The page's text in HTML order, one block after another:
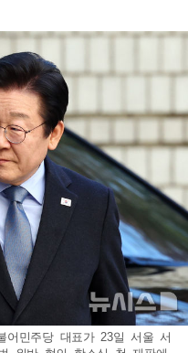
어민주당 대표가 23일 서울 서